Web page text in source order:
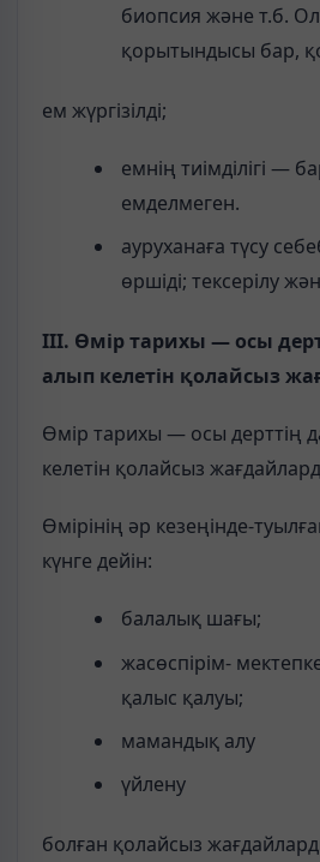
биопсия және т.б.
қорытындысы бар,
ем жүргізілді;
емнің тиімділігі —
емделмеген.
ауруханаға түсу
өршіді; тексерілу
ІІІ. Өмір тарихы — осы
алып келетін қолайсыз
Өмір тарихы — осы дерттің
келетін қолайсыз
Өмірінің әр кезеңінде-
күнге дейін:
балалық шағы;
жасөспірім-
қалыс қалуы;
мамандық алу
үйлену
болған қолайсыз